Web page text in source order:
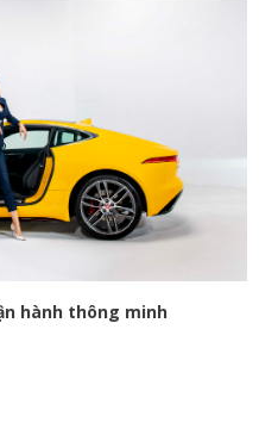
hành thông minh